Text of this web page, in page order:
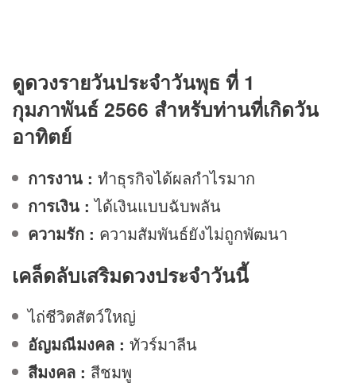
ดูดวงรายวันประจำวันพุธ ที่ 1
กุมภาพันธ์ 2566 สำหรับท่านที่เกิดวัน
อาทิตย์
การงาน : ทำธุรกิจได้ผลกำไรมาก
การเงิน : ได้เงินแบบฉับพลัน
ความรัก : ความสัมพันธ์ยังไม่ถูกพัฒนา
เคล็ดลับเสริมดวงประจำวันนี้
ไถ่ชีวิตสัตว์ใหญ่
อัญมณีมงคล : ทัวร์มาลีน
สีมงคล : สีชมพู